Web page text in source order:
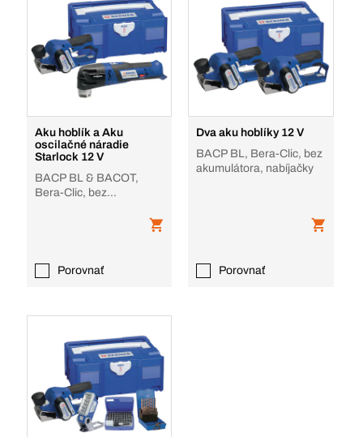
Aku hoblík a Aku
oscilačné náradie
Starlock 12 V
BACP BL & BACOT,
Bera-Clic, bez
Porovnať
Dva aku hoblíky 12 V
BACP BL, Bera-Clic, bez
akumulátora, nabíjačky
Porovnať